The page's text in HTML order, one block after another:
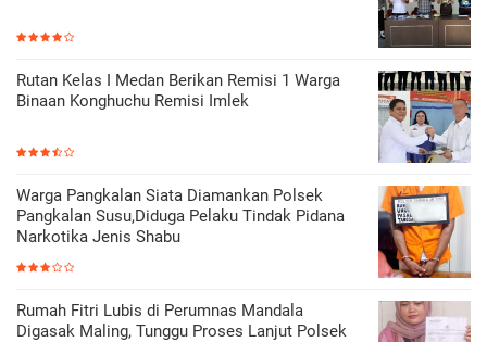
Rutan Kelas I Medan Berikan Remisi 1 Warga
Binaan Konghuchu Remisi Imlek
Warga Pangkalan Siata Diamankan Polsek
Pangkalan Susu,Diduga Pelaku Tindak Pidana
Narkotika Jenis Shabu
Rumah Fitri Lubis di Perumnas Mandala
Digasak Maling, Tunggu Proses Lanjut Polsek